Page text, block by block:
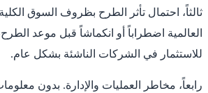
ثالثاً، احتمال تأثر الطرح بظروف السوق
العالمية اضطراباً أو انكماشاً قبل موعد
للاستثمار في الشركات الناشئة بشكل عام.
رابعاً، مخاطر العمليات والإدارة. بدون